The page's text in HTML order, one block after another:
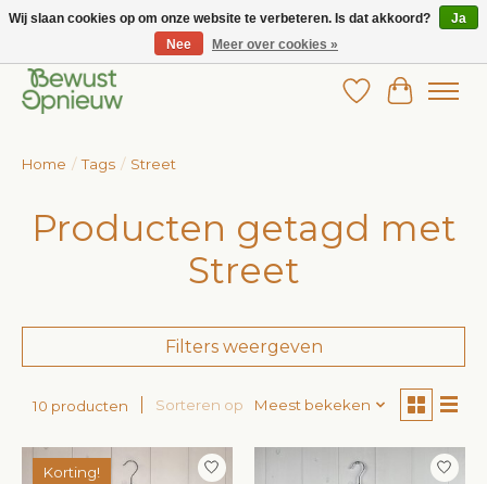
Wij bieden het grootste aanbod in betaalbare kinderkleding!
Verlanglijst
Home / Tags / Street
Producten getagd met
Street
Filters weergeven
10 producten Sorteren op Meest bekeken
Korting!
Wij slaan cookies op om onze website te verbeteren. Is dat akkoord?
Ja
Nee
Meer over cookies »